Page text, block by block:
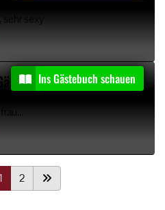
sehr sexy
von Frifo
Ins Gästebuch schauen
1 2